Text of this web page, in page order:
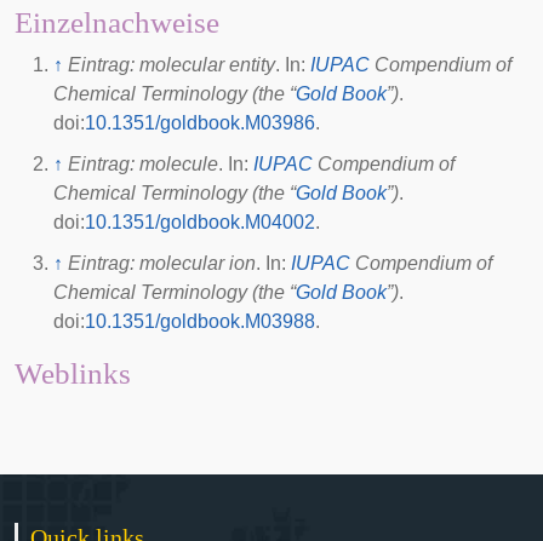
Einzelnachweise
↑ Eintrag: molecular entity. In: IUPAC Compendium of
Chemical Terminology (the “Gold Book”).
doi:10.1351/goldbook.M03986.
↑ Eintrag: molecule. In: IUPAC Compendium of
Chemical Terminology (the “Gold Book”).
doi:10.1351/goldbook.M04002.
↑ Eintrag: molecular ion. In: IUPAC Compendium of
Chemical Terminology (the “Gold Book”).
doi:10.1351/goldbook.M03988.
Weblinks